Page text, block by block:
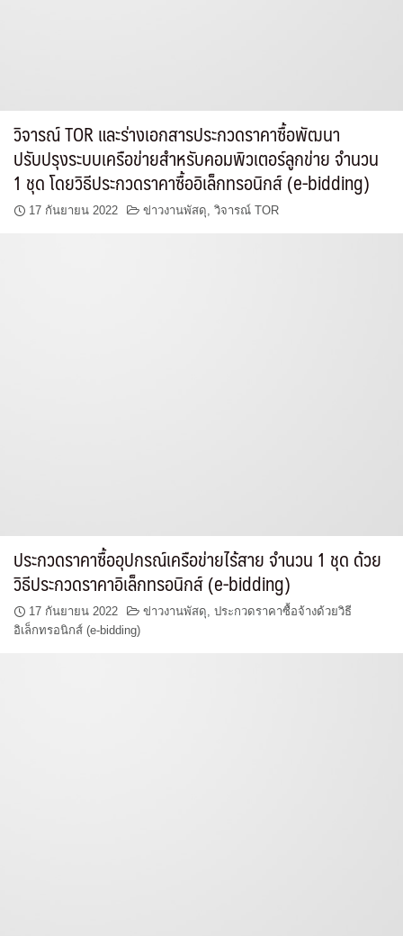
วิจารณ์ TOR และร่างเอกสารประกวดราคาซื้อพัฒนา
ปรับปรุงระบบเครือข่ายสำหรับคอมพิวเตอร์ลูกข่าย จำนวน
1 ชุด โดยวิธีประกวดราคาซื้ออิเล็กทรอนิกส์ (e-bidding)
17 กันยายน 2022 ข่าวงานพัสดุ, วิจารณ์ TOR
ประกวดราคาซื้ออุปกรณ์เครือข่ายไร้สาย จำนวน 1 ชุด ด้วย
วิธีประกวดราคาอิเล็กทรอนิกส์ (e-bidding)
17 กันยายน 2022 ข่าวงานพัสดุ, ประกวดราคาซื้อจ้างด้วยวิธี
อิเล็กทรอนิกส์ (e-bidding)